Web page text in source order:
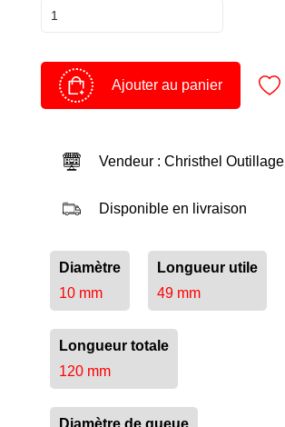
Ajouter au panier
Vendeur : Christhel Outillage
Disponible en livraison
Diamètre
10 mm
Longueur utile
49 mm
Longueur totale
120 mm